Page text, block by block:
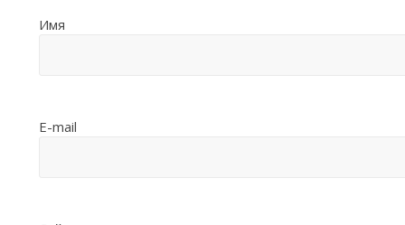
Имя
E-mail